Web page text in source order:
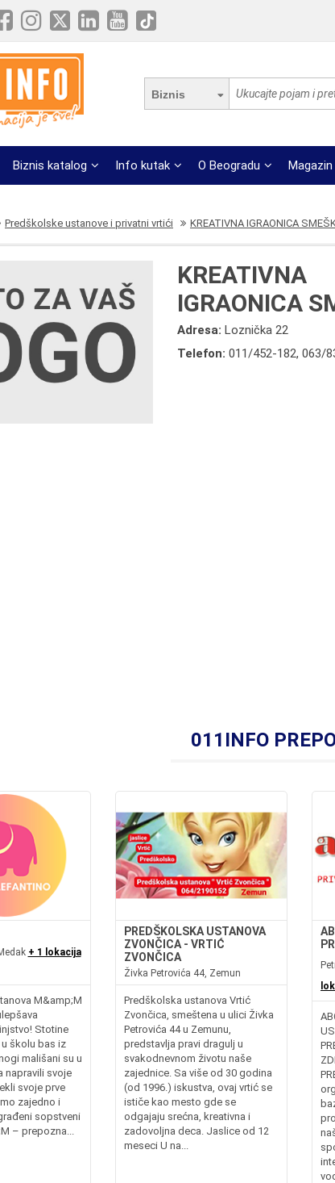
Biznis
Biznis katalog Info kutak O Beogradu Magazin
Predškolske ustanove i privatni vrtići KREATIVNA IGRAONICA
KREATIVNA
IGRAONICA
Adresa:Loznička 22
Telefon:011/452-182,063/
011INFO
+ 1 lokacija
M&amp;M
Stotine
školu bas iz
mališani su u
napravili svoje
svoje prve
zajedno i
sopstveni
– prepozna...
PREDŠKOLSKA USTANOVA
ZVONČICA - VRTIĆ
ZVONČICA
Živka Petrovića 44, Zemun
Predškolska ustanova Vrtić
Zvončica, smeštena u ulici Živka
Petrovića 44 u Zemunu,
predstavlja pravi dragulj u
svakodnevnom životu naše
zajednice. Sa više od 30 godina
(od 1996.) iskustva, ovaj vrtić se
ističe kao mesto gde se
odgajaju srećna, kreativna i
zadovoljna deca. Jaslice od 12
meseci U na...